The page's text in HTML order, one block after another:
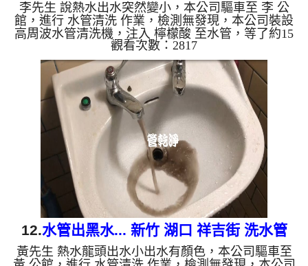
李先生 說熱水出水突然變小，本公司驅車至 李 公
館，進行 水管清洗 作業，檢測無發現，本公司裝設
高周波水管清洗機，注入 檸檬酸 至水管，等了約15
分，開啟 水管清洗機 ，啟動 螺旋波 模式，一洗水管
就流出鐵鏽水，突然流出黑水，最後噴出石塊，二個
多小時後，熱水出水量恢復了。 如是自來水，如水
管老化，會產生鐵鏽跟泥沙堆積，洗出來的水就會是
咖啡色，地下水含有氧化錳，管壁上會結成黑色管
垢，洗出來的水會跟石油一樣黑，有些洗出綠色的
水，是因為裡面有銅的物質，生鏽產生銅綠，如是藍
色的水，是因為水龍頭合...
觀看次數：2817
12.水管出黑水... 新竹 湖口 祥吉街 洗水管
黃先生 熱水龍頭出水小出水有顏色，本公司驅車至